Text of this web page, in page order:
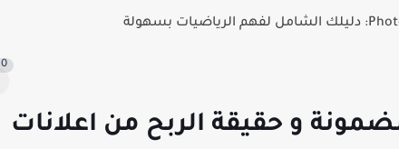
0
و حقيقة الربح من اعلانات